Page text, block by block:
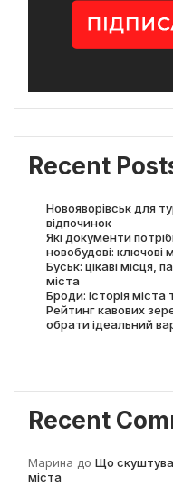
Recent
Новояворівськ для
відпочинок
Які документи
новобудові: ключові
Буськ: цікаві місця,
міста
Броди: історія міста
Рейтинг кавових
обрати ідеальний
Recent
Марина до Що
міста